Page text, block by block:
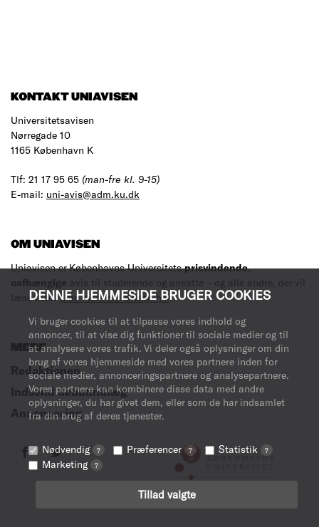
DENNE HJEMMESIDE BRUGER COOKIES
Vi bruger cookies til at tilpasse vores indhold og
annoncer, til at vise dig funktioner til sociale medier og til
at analysere vores trafik. Vi deler også oplysninger om din
brug af vores hjemmeside med vores partnere inden for
sociale medier, annonceringspartnere og analysepartnere.
Vores partnere kan kombinere disse data med andre
oplysninger, du har givet dem, eller som de har indsamlet
fra din brug af deres tjenester.
Nødvendig ? Præferencer ? Statistik ?
Marketing ?
Tillad valgte
KONTAKT UNIAVISEN
Universitetsavisen
Nørregade 10
1165 København K
Tlf: 21 17 95 65 (man-fre kl. 9-15)
E-mail: uni-avis@adm.ku.dk
OM UNIAVISEN
Uniavisen er Københavns Universitetsprisvindende,
uafhængige avis til studerende og ansatte – og alle andre, der vil
læse med.Læs mere om avisen her.
MERE
Redaktionen
Indsend debatindlæg
Annoncering